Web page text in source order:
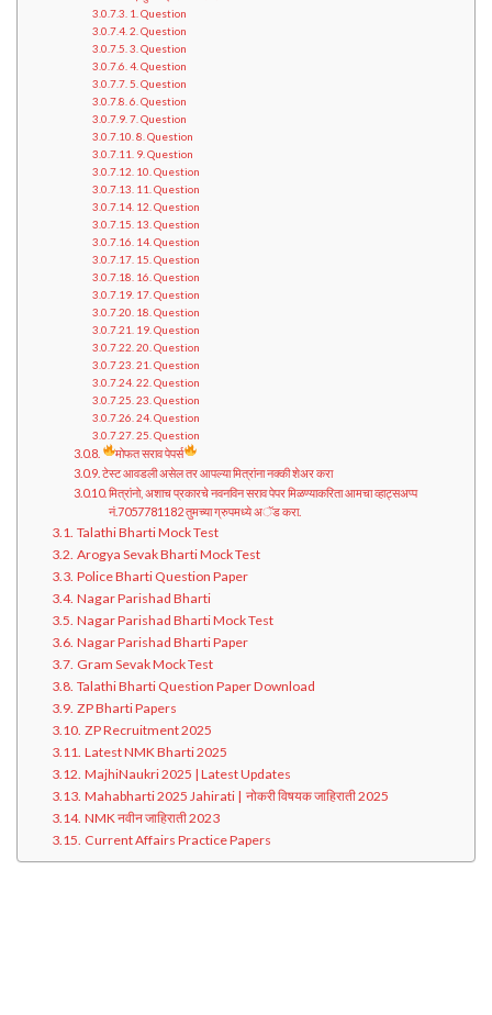
1. Question
2. Question
3. Question
4. Question
5. Question
6. Question
7. Question
8. Question
9. Question
10. Question
11. Question
12. Question
13. Question
14. Question
15. Question
16. Question
17. Question
18. Question
19. Question
20. Question
21. Question
22. Question
23. Question
24. Question
25. Question
मोफत सराव पेपर्स
टेस्ट आवडली असेल तर आपल्या मित्रांना नक्की शेअर करा
मित्रांनो, अशाच प्रकारचे नवनविन सराव पेपर मिळण्याकरिता आमचा व्हाट्सअप्प
नं.7057781182 तुमच्या ग्रुपमध्ये अॅड करा.
Talathi Bharti Mock Test
Arogya Sevak Bharti Mock Test
Police Bharti Question Paper
Nagar Parishad Bharti
Nagar Parishad Bharti Mock Test
Nagar Parishad Bharti Paper
Gram Sevak Mock Test
Talathi Bharti Question Paper Download
ZP Bharti Papers
ZP Recruitment 2025
Latest NMK Bharti 2025
MajhiNaukri 2025 | Latest Updates
Mahabharti 2025 Jahirati | नोकरी विषयक जाहिराती 2025
NMK नवीन जाहिराती 2023
Current Affairs Practice Papers